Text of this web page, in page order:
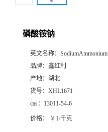
磷酸铵钠
英文名称：
品牌： 鑫红利
产地： 湖北
货号： XHL1671
cas： 13011-54-6
价格： ￥1/千克